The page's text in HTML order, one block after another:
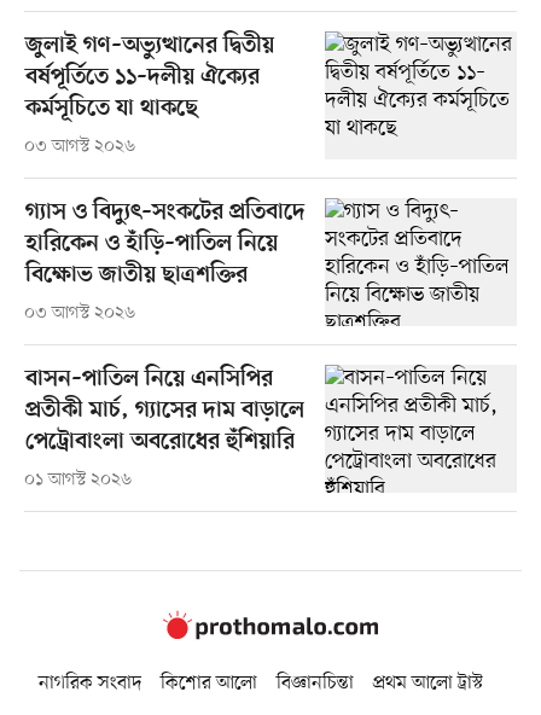
জুলাই গণ–অভ্যুত্থানের দ্বিতীয়
বর্ষপূর্তিতে ১১–দলীয় ঐক্যের
কর্মসূচিতে যা থাকছে
০৩ আগস্ট ২০২৬
গ্যাস ও বিদ্যুৎ–সংকটের প্রতিবাদে
হারিকেন ও হাঁড়ি–পাতিল নিয়ে
বিক্ষোভ জাতীয় ছাত্রশক্তির
০৩ আগস্ট ২০২৬
বাসন–পাতিল নিয়ে এনসিপির
প্রতীকী মার্চ, গ্যাসের দাম বাড়ালে
পেট্রোবাংলা অবরোধের হুঁশিয়ারি
০১ আগস্ট ২০২৬
নাগরিক সংবাদ কিশোর আলো বিজ্ঞানচিন্তা
প্রথম আলো ট্রাস্ট